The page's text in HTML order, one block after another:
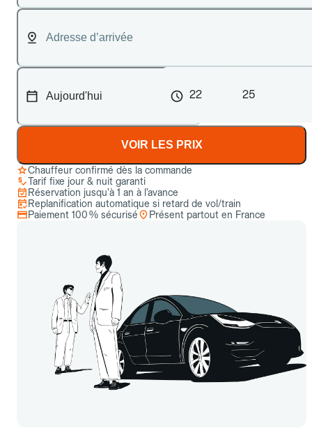
22 25
VOIR LES PRIX
Chauffeur confirmé dès la commande
Tarif fixe jour & nuit garanti
Réservation jusqu’à 1 an à l’avance
Replanification automatique si retard de vol/train
Paiement 100 % sécurisé
Présent partout en France